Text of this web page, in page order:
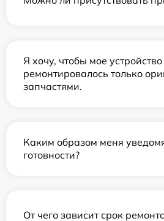
Я хочу, чтобы мое
ремонтировалось только
запчастями.
Каким образом меня
готовности?
От чего зависит срок